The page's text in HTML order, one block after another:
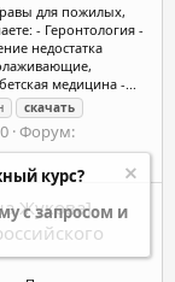
для пожилых,
- Геронтология -
недостатка
медицина -...
скачать
Форум:
Жукова]
курс?
с запросом и